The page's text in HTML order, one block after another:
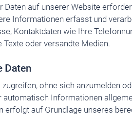
Daten auf unserer Website
Informationen erfasst und
Kontaktdaten wie Ihre
oder versandte Medien.
Daten
ohne sich anzumelden
automatisch Informationen
erfolgt auf Grundlage unseres